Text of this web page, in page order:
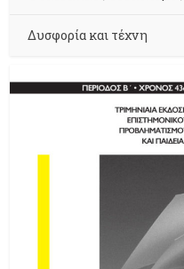
Δυσφορία και τέχνη